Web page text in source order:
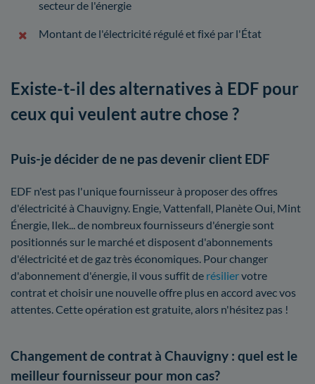
secteur de l'énergie
Montant de l'électricité régulé et fixé par l'État
Existe-t-il des alternatives à EDF pour
ceux qui veulent autre chose ?
Puis-je décider de ne pas devenir client EDF
EDF n'est pas l'unique fournisseur à proposer des offres
d'électricité à Chauvigny. Engie, Vattenfall, Planète Oui, Mint
Énergie, Ilek... de nombreux fournisseurs d'énergie sont
positionnés sur le marché et disposent d'abonnements
d'électricité et de gaz très économiques. Pour changer
d'abonnement d'énergie, il vous suffit de résiliervotre
contrat et choisir une nouvelle offre plus en accord avec vos
attentes. Cette opération est gratuite, alors n'hésitez pas !
Changement de contrat à Chauvigny : quel est le
meilleur fournisseur pour mon cas?